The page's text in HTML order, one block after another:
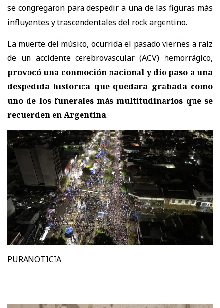
se congregaron para despedir a una de las figuras más
influyentes y trascendentales del rock argentino.
La muerte del músico, ocurrida el pasado viernes a raíz
de un accidente cerebrovascular (ACV) hemorrágico,
provocó una conmoción nacional y dio paso a una
despedida histórica que quedará grabada como
uno de los funerales más multitudinarios que se
recuerden en Argentina.
PURANOTICIA